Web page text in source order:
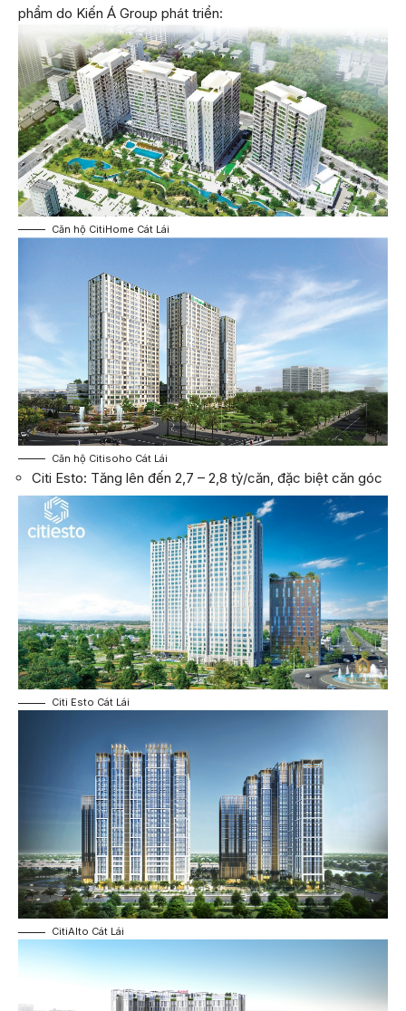
phẩm do Kiến Á Group phát triển:
Căn hộ CitiHome Cát Lái
Căn hộ Citisoho Cát Lái
Citi Esto: Tăng lên đến 2,7 – 2,8 tỷ/căn, đặc biệt căn góc
Citi Esto Cát Lái
CitiAlto Cát Lái